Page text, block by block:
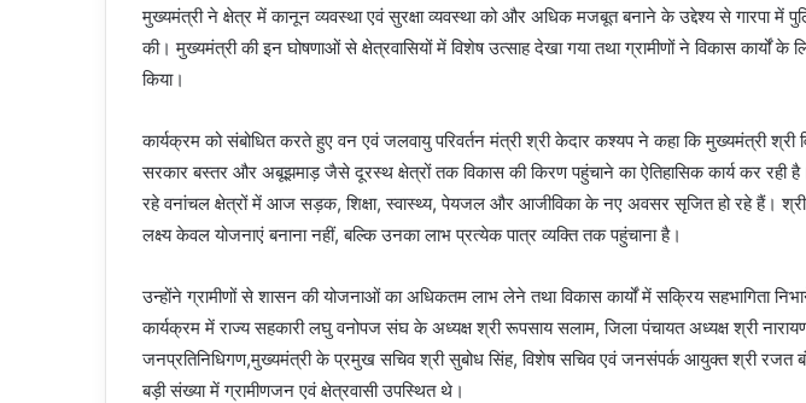
मुख्यमंत्री ने क्षेत्र में कानून व्यवस्था एवं सुरक्षा व्यवस्था को और अधिक मजबूत बनाने के उद्देश्य से गारपा में
की। मुख्यमंत्री की इन घोषणाओं से क्षेत्रवासियों में विशेष उत्साह देखा गया तथा ग्रामीणों ने विकास कार्यों के
किया।
कार्यक्रम को संबोधित करते हुए वन एवं जलवायु परिवर्तन मंत्री श्री केदार कश्यप ने कहा कि मुख्यमंत्री श्री
सरकार बस्तर और अबूझमाड़ जैसे दूरस्थ क्षेत्रों तक विकास की किरण पहुंचाने का ऐतिहासिक कार्य कर रही है।
रहे वनांचल क्षेत्रों में आज सड़क, शिक्षा, स्वास्थ्य, पेयजल और आजीविका के नए अवसर सृजित हो रहे हैं।
लक्ष्य केवल योजनाएं बनाना नहीं, बल्कि उनका लाभ प्रत्येक पात्र व्यक्ति तक पहुंचाना है।
उन्होंने ग्रामीणों से शासन की योजनाओं का अधिकतम लाभ लेने तथा विकास कार्यों में सक्रिय सहभागिता
कार्यक्रम में राज्य सहकारी लघु वनोपज संघ के अध्यक्ष श्री रूपसाय सलाम, जिला पंचायत अध्यक्ष श्री
जनप्रतिनिधिगण,मुख्यमंत्री के प्रमुख सचिव श्री सुबोध सिंह, विशेष सचिव एवं जनसंपर्क आयुक्त श्री रजत
बड़ी संख्या में ग्रामीणजन एवं क्षेत्रवासी उपस्थित थे।